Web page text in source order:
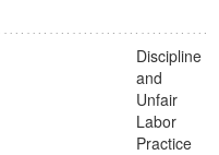
Discipline
and
Unfair
Labor
Practice